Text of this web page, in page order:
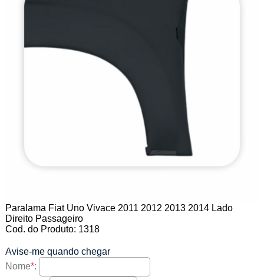
Paralama Fiat Uno Vivace 2011 2012 2013 2014 Lado
Direito Passageiro
Cod. do Produto: 1318
Avise-me quando chegar
Nome*: